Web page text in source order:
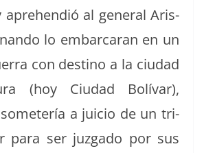
apre­hendió al gen­er­al Aris­
lo embar­caran en un
con des­ti­no a la ciu­dad
(hoy Ciu­dad Bolí­var),
a juicio de un tri­
para ser juz­ga­do por sus